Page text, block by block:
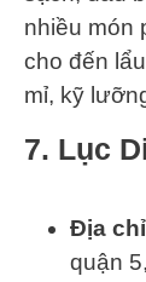
nhiều món
cho đến
mỉ, kỹ
7. Lục
Địa chỉ
quận